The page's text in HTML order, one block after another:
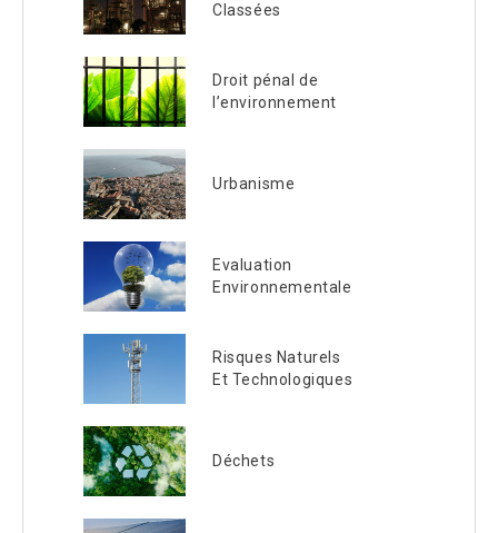
Classées
Droit pénal de
l’environnement
Urbanisme
Evaluation
Environnementale
Risques Naturels
Et Technologiques
Déchets